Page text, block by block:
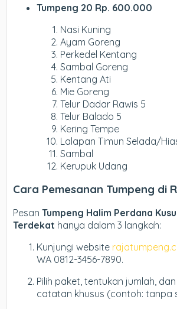
Tumpeng 20 Rp. 600.000
Nasi Kuning
Ayam Goreng
Perkedel Kentang
Sambal Goreng
Kentang Ati
Mie Goreng
Telur Dadar Rawis 5
Telur Balado 5
Kering Tempe
Lalapan Timun Selada/
Sambal
Kerupuk Udang
Cara Pemesanan Tumpeng di
PesanTumpeng Halim Perdana
Terdekat hanya dalam 3 langkah:
Kunjungi website
WA 0812-3456-7890.
Pilih paket, tentukan jumlah,
catatan khusus (contoh: tanpa